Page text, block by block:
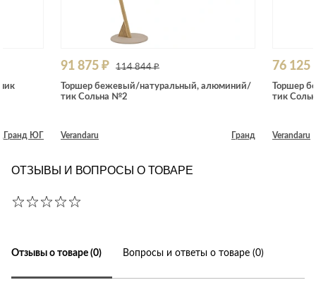
Гранд ЮГ
91 875 ₽ 114 844 ₽
Торшер бежевый/натуральный, алюминий/
тик Сольна №2
Verandaru Гранд
76 125
Торшер
тик
Verandaru
ОТЗЫВЫ И ВОПРОСЫ О ТОВАРЕ
Отзывы о товаре (0) Вопросы и ответы о товаре (0)